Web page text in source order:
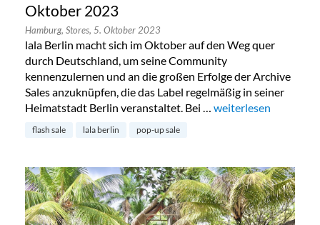
Oktober 2023
Hamburg, Stores, 5. Oktober 2023
lala Berlin macht sich im Oktober auf den Weg quer
durch Deutschland, um seine Community
kennenzulernen und an die großen Erfolge der Archive
Sales anzuknüpfen, die das Label regelmäßig in seiner
Heimatstadt Berlin veranstaltet. Bei … „Lala Berlin Flash
weiterlesen
flash sale lala berlin pop-up sale